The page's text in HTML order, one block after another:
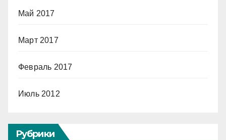
Май 2017
Март 2017
Февраль 2017
Июль 2012
Рубрики